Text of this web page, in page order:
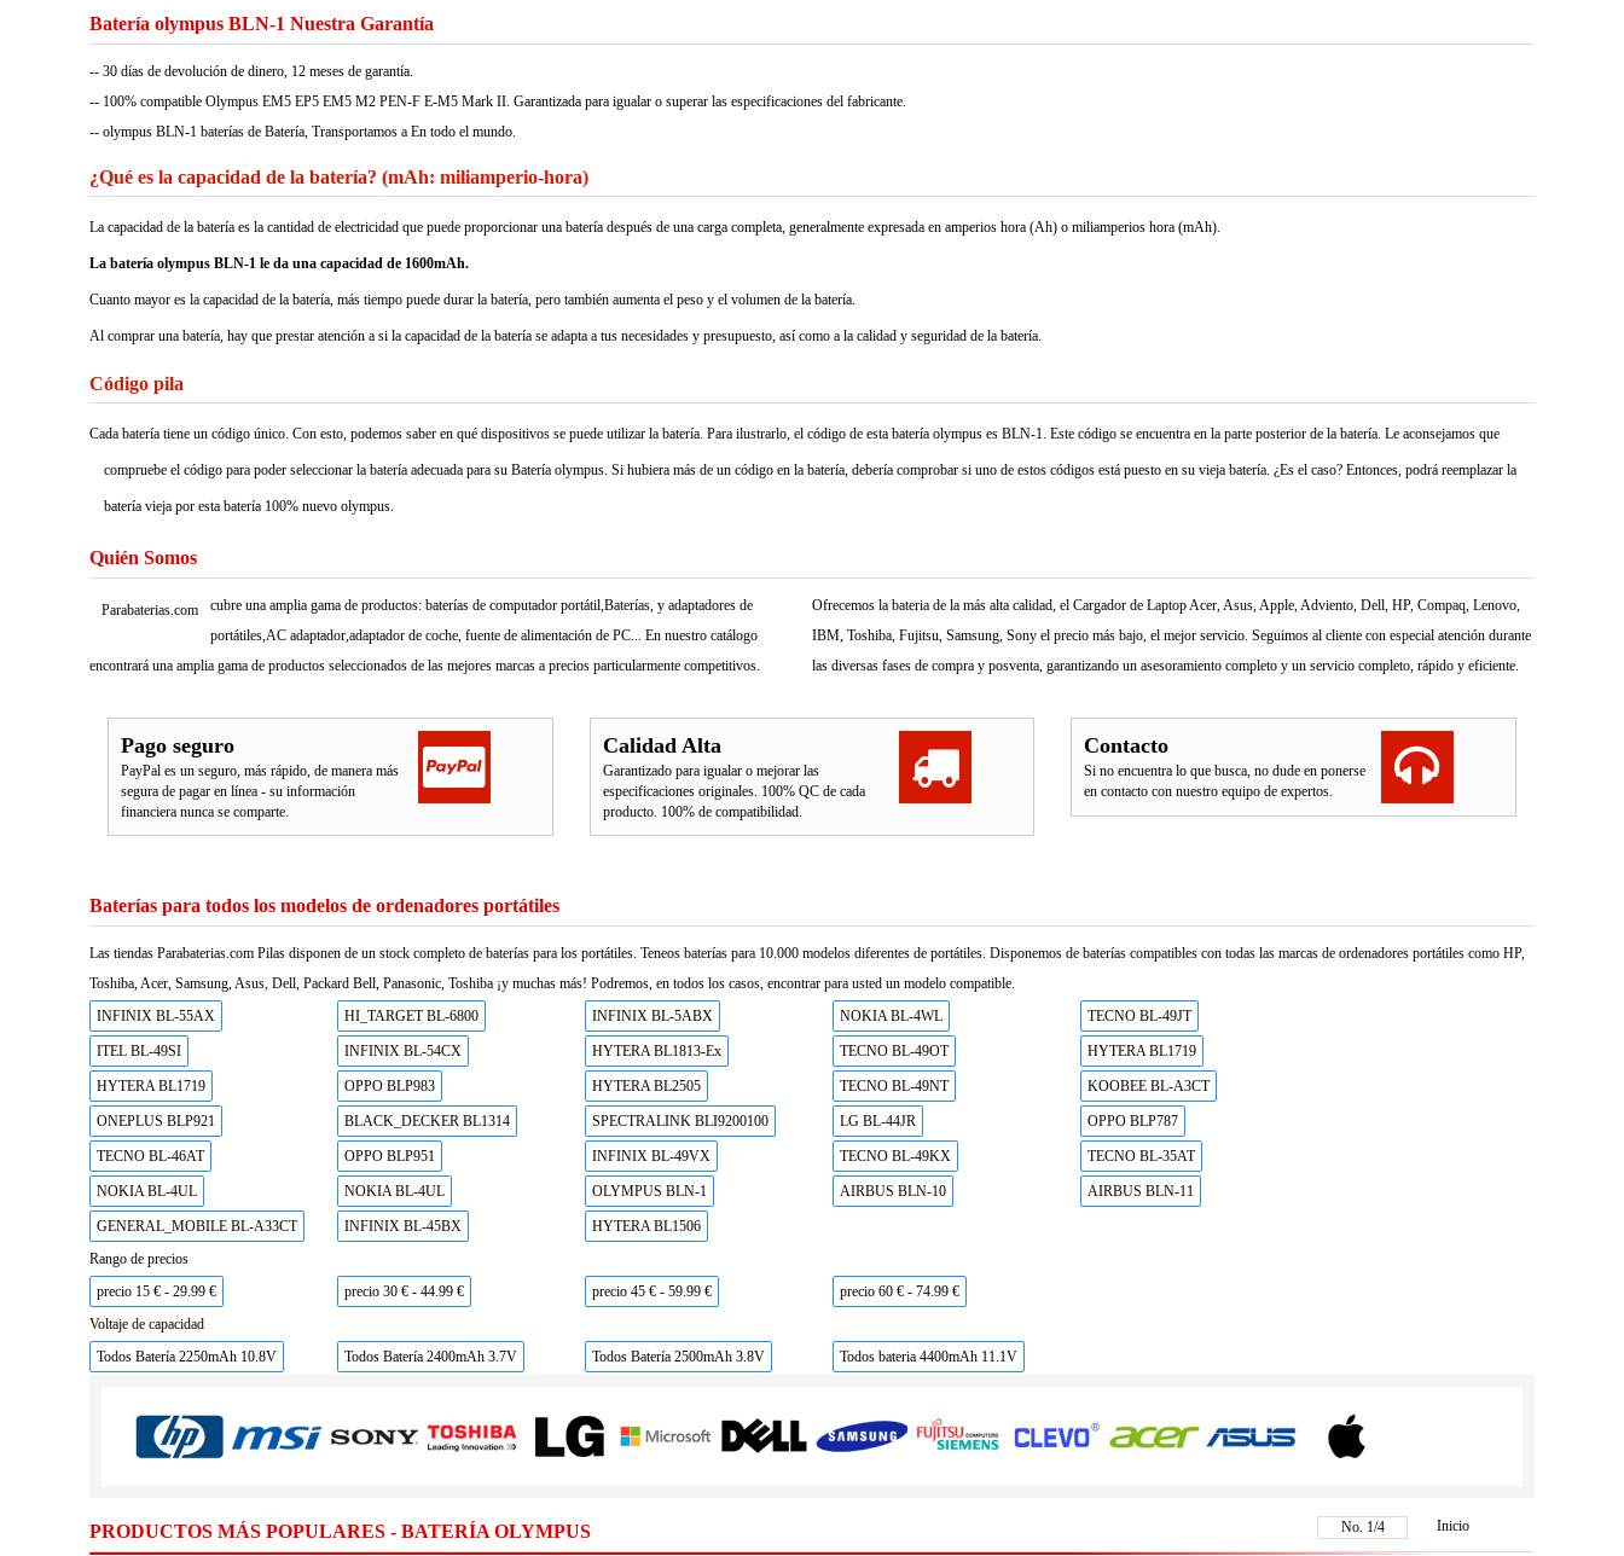
Batería olympus BLN-1 Nuestra Garantía
-- 30 días de devolución de dinero, 12 meses de garantía.
-- 100% compatible Olympus EM5 EP5 EM5 M2 PEN-F E-M5 Mark II. Garantizada para igualar o superar las especificaciones del fabricante.
-- olympus BLN-1 baterías de Batería, Transportamos a En todo el mundo.
¿Qué es la capacidad de la batería? (mAh: miliamperio-hora)
La capacidad de la batería es la cantidad de electricidad que puede proporcionar una batería después de una carga completa, generalmente expresada en amperios hora (Ah) o miliamperios hora (mAh).
La batería olympus BLN-1 le da una capacidad de 1600mAh.
Cuanto mayor es la capacidad de la batería, más tiempo puede durar la batería, pero también aumenta el peso y el volumen de la batería.
Al comprar una batería, hay que prestar atención a si la capacidad de la batería se adapta a tus necesidades y presupuesto, así como a la calidad y seguridad de la batería.
Código pila
Cada batería tiene un código único. Con esto, podemos saber en qué dispositivos se puede utilizar la batería. Para ilustrarlo, el código de esta batería olympus es BLN-1. Este código se encuentra en la parte posterior de la batería. Le aconsejamos que
compruebe el código para poder seleccionar la batería adecuada para su Batería olympus. Si hubiera más de un código en la batería, debería comprobar si uno de estos códigos está puesto en su vieja batería. ¿Es el caso? Entonces, podrá reemplazar la
batería vieja por esta batería 100% nuevo olympus.
Quién Somos
Parabaterias.com
cubre una amplia gama de productos: baterías de computador portátil,Baterías, y adaptadores de
portátiles,AC adaptador,adaptador de coche, fuente de alimentación de PC... En nuestro catálogo
encontrará una amplia gama de productos seleccionados de las mejores marcas a precios particularmente competitivos.
Ofrecemos la bateria de la más alta calidad, el Cargador de Laptop Acer, Asus, Apple, Adviento, Dell, HP, Compaq, Lenovo,
IBM, Toshiba, Fujitsu, Samsung, Sony el precio más bajo, el mejor servicio. Seguimos al cliente con especial atención durante
las diversas fases de compra y posventa, garantizando un asesoramiento completo y un servicio completo, rápido y eficiente.
Pago seguro
PayPal es un seguro, más rápido, de manera más
segura de pagar en línea - su información
financiera nunca se comparte.
Calidad Alta
Garantizado para igualar o mejorar las
especificaciones originales. 100% QC de cada
producto. 100% de compatibilidad.
Contacto
Si no encuentra lo que busca, no dude en ponerse
en contacto con nuestro equipo de expertos.
Baterías para todos los modelos de ordenadores portátiles
Las tiendas Parabaterias.com Pilas disponen de un stock completo de baterías para los portátiles. Teneos baterías para 10.000 modelos diferentes de portátiles. Disponemos de baterías compatibles con todas las marcas de ordenadores portátiles como HP,
Toshiba, Acer, Samsung, Asus, Dell, Packard Bell, Panasonic, Toshiba ¡y muchas más! Podremos, en todos los casos, encontrar para usted un modelo compatible.
INFINIX BL-55AX
HI_TARGET BL-6800 INFINIX BL-5ABX NOKIA BL-4WL TECNO BL-49JT
ITEL BL-49SI INFINIX BL-54CX HYTERA BL1813-Ex TECNO BL-49OT HYTERA BL1719
HYTERA BL1719 OPPO BLP983 HYTERA BL2505 TECNO BL-49NT KOOBEE BL-A3CT
ONEPLUS BLP921 BLACK_DECKER BL1314 SPECTRALINK BLI9200100 LG BL-44JR OPPO BLP787
TECNO BL-46AT OPPO BLP951 INFINIX BL-49VX TECNO BL-49KX TECNO BL-35AT
NOKIA BL-4UL NOKIA BL-4UL OLYMPUS BLN-1 AIRBUS BLN-10 AIRBUS BLN-11
GENERAL_MOBILE BL-A33CT INFINIX BL-45BX
HYTERA BL1506
Rango de precios
precio 15 € - 29.99 €
precio 30 € - 44.99 € precio 45 € - 59.99 €
precio 60 € - 74.99 €
Voltaje de capacidad
Todos Batería 2250mAh 10.8V
Todos Batería 2400mAh 3.7V Todos Batería 2500mAh 3.8V Todos bateria 4400mAh 11.1V
PRODUCTOS MÁS POPULARES - BATERÍA OLYMPUS No. 1/4 Inicio